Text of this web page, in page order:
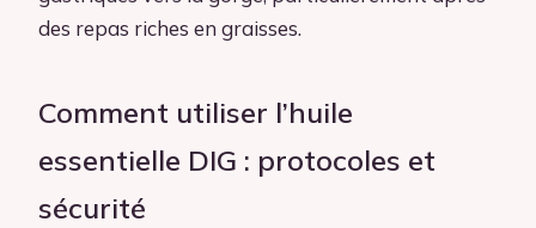
des repas riches en graisses.
Comment utiliser l’huile
essentielle DIG : protocoles et
sécurité